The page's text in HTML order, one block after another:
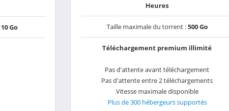
10 Go
Heures
Taille maximale du torrent :500 Go
Téléchargement premium illimité
Pas d'attente avant téléchargement
Pas d'attente entre 2 téléchargements
Vitesse maximale disponible
Plus de 300 hébergeurs supportés